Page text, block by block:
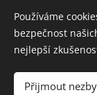
Používáme
bezpečnost
nejlepší
Přijmout